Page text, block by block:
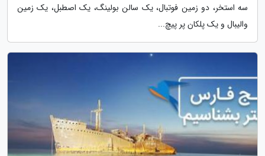
سه استخر، دو زمین فوتبال، یک سالن بولینگ، یک اصطبل، یک زمین
والیبال و یک پلکان پر پیچ...